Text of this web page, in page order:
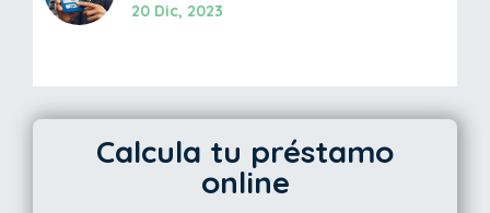
20 Dic, 2023
Calcula tu préstamo
online